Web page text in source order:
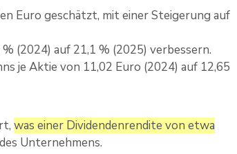
Euro geschätzt, mit einer Steigerung auf
(2024) auf 21,1 % (2025) verbessern.
je Aktie von 11,02 Euro (2024) auf 12,65
was einer Dividendenrendite von etwa
Unternehmens.